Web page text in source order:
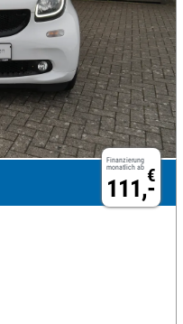
Finanzierung
monatlich ab €
111,-